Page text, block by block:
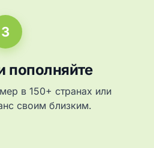
3
пополняйте
в 150+ странах или
своим близким.